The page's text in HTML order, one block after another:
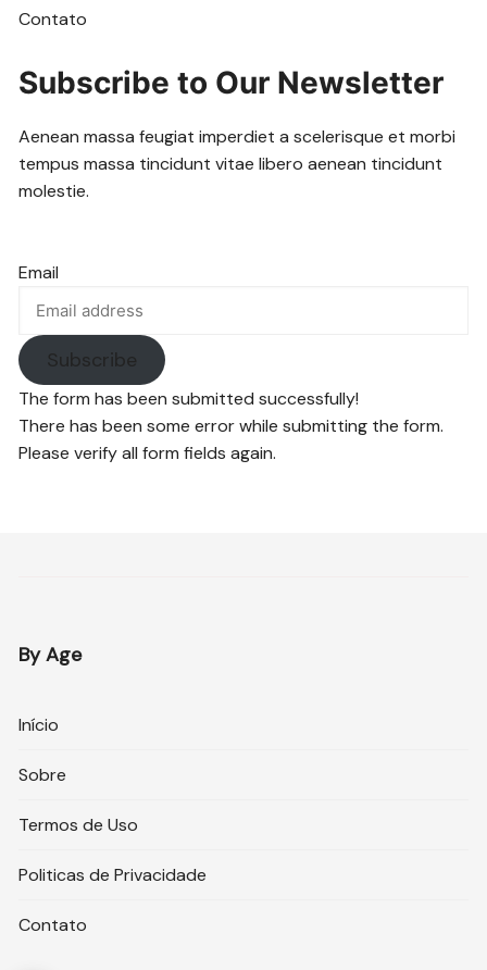
Contato
Subscribe to Our Newsletter
Aenean massa feugiat imperdiet a scelerisque et morbi
tempus massa tincidunt vitae libero aenean tincidunt
molestie.
Email
Subscribe
The form has been submitted successfully!
There has been some error while submitting the form.
Please verify all form fields again.
By Age
Início
Sobre
Termos de Uso
Politicas de Privacidade
Contato